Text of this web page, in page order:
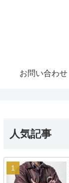
お問い合わせ
人気記事